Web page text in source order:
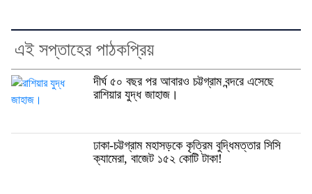
এই সপ্তাহের পাঠকপ্রিয়
দীর্ঘ ৫০ বছর পর আবারও চট্টগ্রাম বন্দরে এসেছে
রাশিয়ার যুদ্ধ জাহাজ।
ঢাকা-চট্টগ্রাম মহাসড়কে কৃত্রিম বুদ্ধিমত্তার সিসি
ক্যামেরা, বাজেট ১৫২ কোটি টাকা!